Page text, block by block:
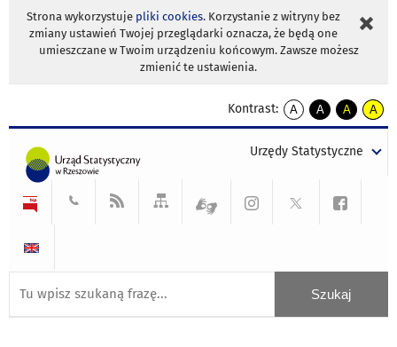
Strona wykorzystuje pliki cookies. Korzystanie z witryny bez
zmiany ustawień Twojej przeglądarki oznacza, że będą one
umieszczane w Twoim urządzeniu końcowym. Zawsze możesz
zmienić te ustawienia.
Kontrast:
A
kontrast
A
kontrast
tekst
czarnym
A
kontrast
tekst
czarnym
A
tekst
żółtym
Urzędy Statystyczne